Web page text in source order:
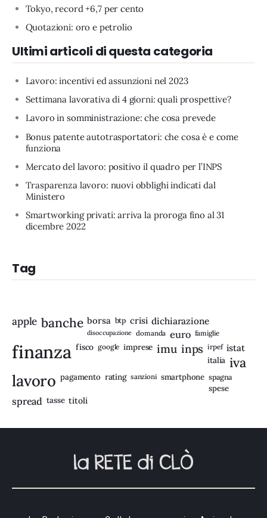
Tokyo, record +6,7 per cento
Quotazioni: oro e petrolio
Ultimi articoli di questa categoria
Lavoro: incentivi ed assunzioni nel 2023
Settimana lavorativa di 4 giorni: quali prospettive?
Lavoro in somministrazione: che cosa prevede
Bonus patente autotrasportatori: che cosa è e come
funziona
Mercato del lavoro: positivo il quadro per l’INPS
Trasparenza lavoro: nuovi obblighi indicati dal
Ministero
Smartworking privati: arriva la proroga fino al 31
dicembre 2022
Tag
apple banche borsa btp crisi dichiarazione
disoccupazione domanda euro famiglie
finanza fisco google imprese imu inps irpef istat
italia iva
lavoro pagamento rating sanzioni smartphone spagna
spese
spread tasse titoli